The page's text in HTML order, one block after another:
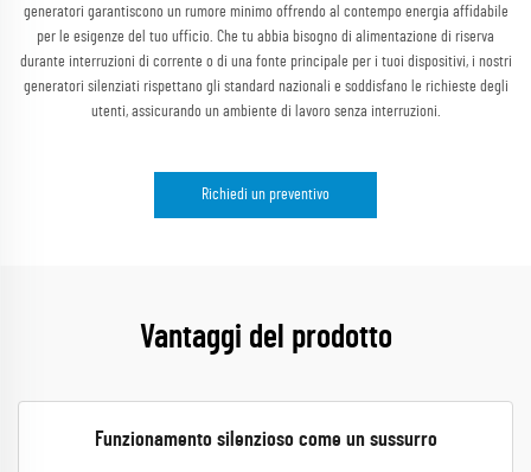
generatori garantiscono un rumore minimo offrendo al contempo energia affidabile
per le esigenze del tuo ufficio. Che tu abbia bisogno di alimentazione di riserva
durante interruzioni di corrente o di una fonte principale per i tuoi dispositivi, i nostri
generatori silenziati rispettano gli standard nazionali e soddisfano le richieste degli
utenti, assicurando un ambiente di lavoro senza interruzioni.
Richiedi un preventivo
Vantaggi del prodotto
Funzionamento silenzioso come un sussurro